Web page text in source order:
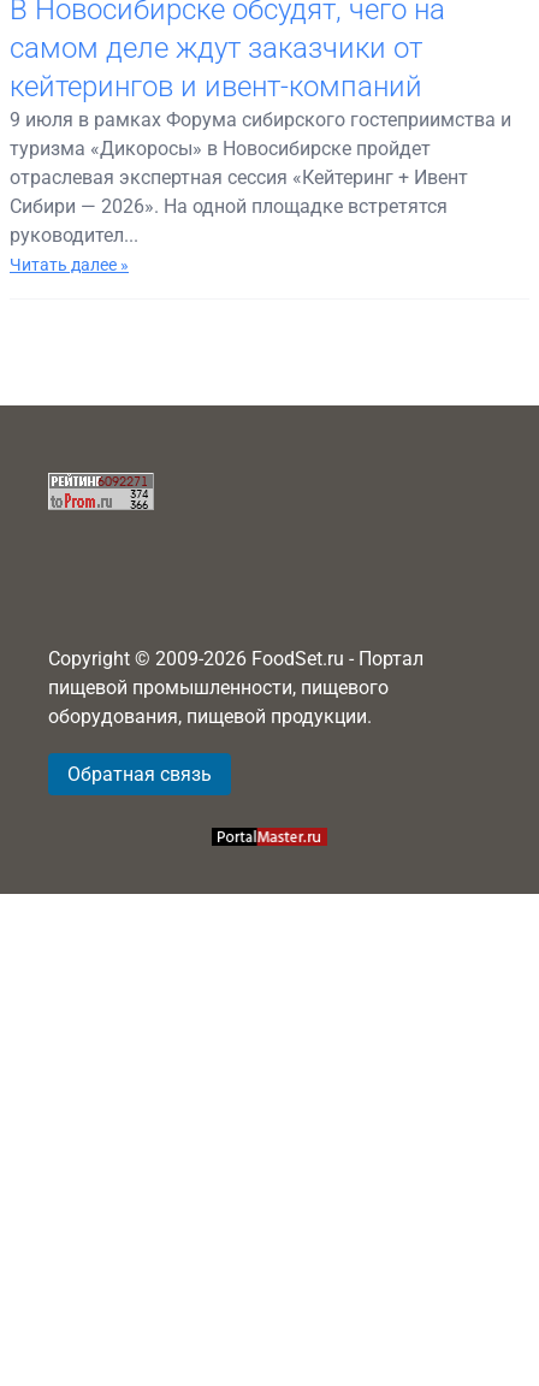
В Новосибирске обсудят, чего на
самом деле ждут заказчики от
кейтерингов и ивент-компаний
9 июля в рамках Форума сибирского гостеприимства и
туризма «Дикоросы» в Новосибирске пройдет
отраслевая экспертная сессия «Кейтеринг + Ивент
Сибири — 2026». На одной площадке встретятся
руководител...
Читать далее »
Copyright © 2009-2026 FoodSet.ru - Портал
пищевой промышленности, пищевого
оборудования, пищевой продукции.
Обратная связь